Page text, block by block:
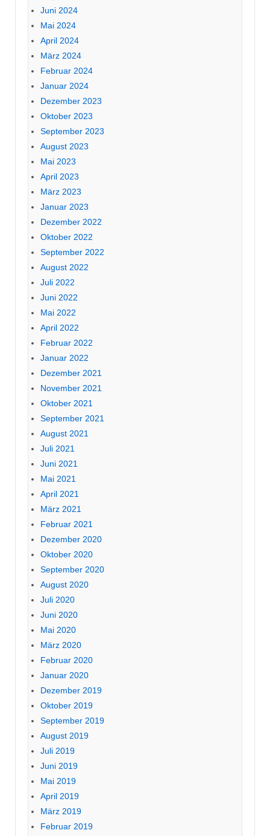
Juni 2024
Mai 2024
April 2024
März 2024
Februar 2024
Januar 2024
Dezember 2023
Oktober 2023
September 2023
August 2023
Mai 2023
April 2023
März 2023
Januar 2023
Dezember 2022
Oktober 2022
September 2022
August 2022
Juli 2022
Juni 2022
Mai 2022
April 2022
Februar 2022
Januar 2022
Dezember 2021
November 2021
Oktober 2021
September 2021
August 2021
Juli 2021
Juni 2021
Mai 2021
April 2021
März 2021
Februar 2021
Dezember 2020
Oktober 2020
September 2020
August 2020
Juli 2020
Juni 2020
Mai 2020
März 2020
Februar 2020
Januar 2020
Dezember 2019
Oktober 2019
September 2019
August 2019
Juli 2019
Juni 2019
Mai 2019
April 2019
März 2019
Februar 2019